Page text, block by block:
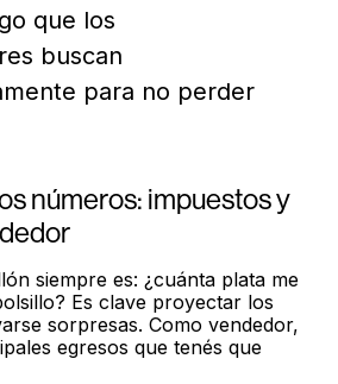
que los
buscan
para no perder
números: impuestos y
siempre es: ¿cuánta plata me
Es clave proyectar los
sorpresas. Como vendedor,
egresos que tenés que